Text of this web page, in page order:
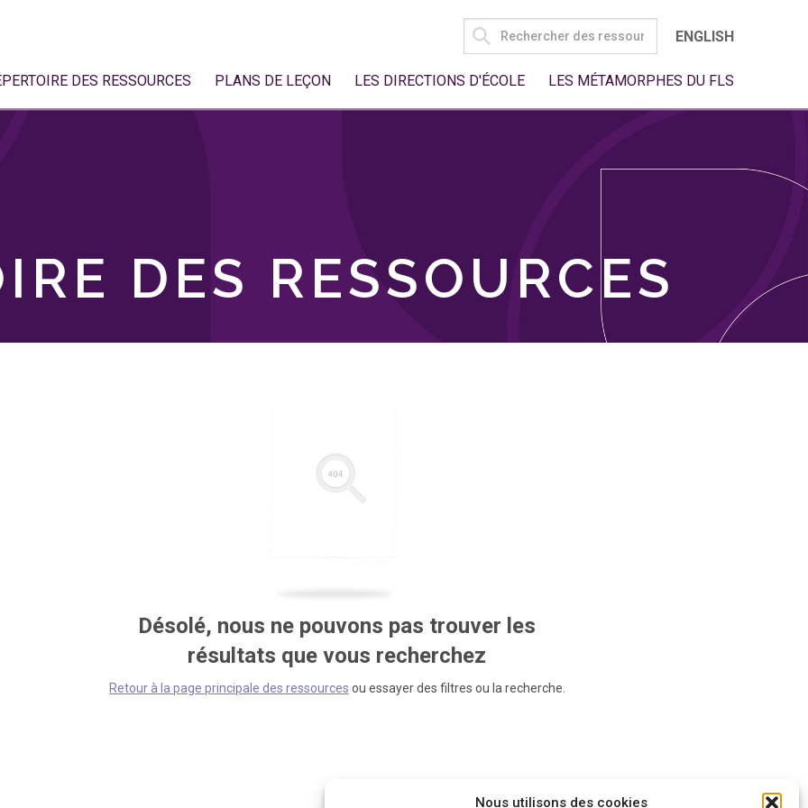
Nous utilisons des cookies
SEARCH
FOR:
ENGLISH
DES RESSOURCES PLANS DE LEÇON LES DIRECTIONS D'ÉCOLE LES MÉTAMORPHES DU FLS
DES RESSOURCES
Désolé, nous ne pouvons pas trouver les
résultats que vous recherchez
Retour à la page principale des ressources ou essayer des filtres ou la recherche.